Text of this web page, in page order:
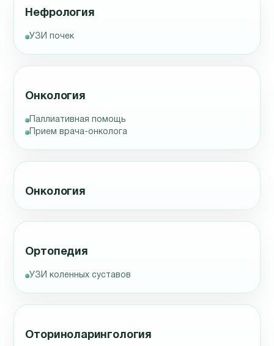
Нефрология
УЗИ почек
Онкология
Паллиативная помощь
Прием врача-онколога
Онкология
Ортопедия
УЗИ коленных суставов
Оториноларингология